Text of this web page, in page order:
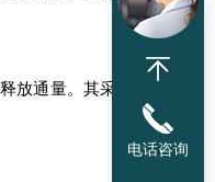
放通量。其采
电话咨询